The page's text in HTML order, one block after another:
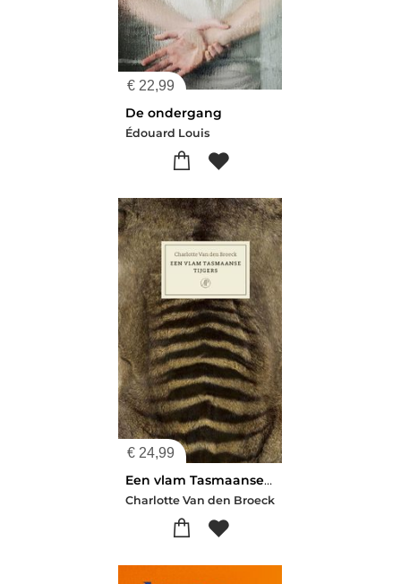
€ 22,99
De ondergang
Édouard Louis
€ 24,99
Een vlam Tasmaanse tijgers
Charlotte Van den Broeck